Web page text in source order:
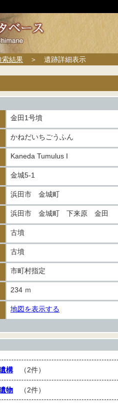
索結果 ＞ 遺跡詳細表示
金田1号墳
かねだいちごうふん
Kaneda Tumulus I
金城5-1
浜田市 金城町
浜田市 金城町 下来原 金田
古墳
古墳
市町村指定
234 ｍ
地図を表示する
構（2件）
物 （2件）